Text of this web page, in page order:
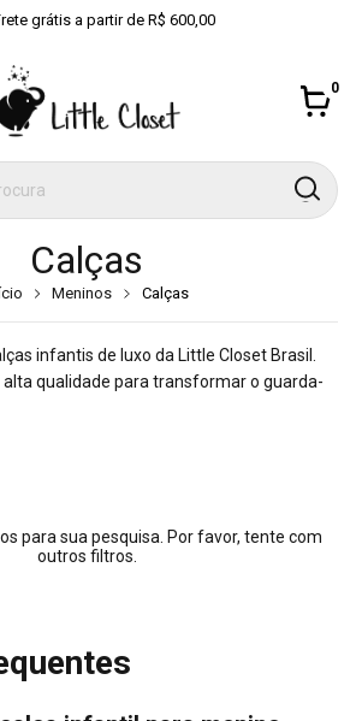
grátis a partir de R$ 600,00
0
Calças
Meninos Calças
infantis de luxo da Little Closet Brasil.
alta qualidade para transformar o guarda-
para sua pesquisa. Por favor, tente com
outros filtros.